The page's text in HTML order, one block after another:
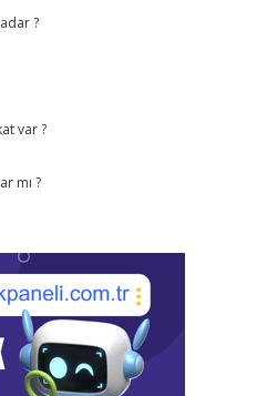
?
var ?
mı ?